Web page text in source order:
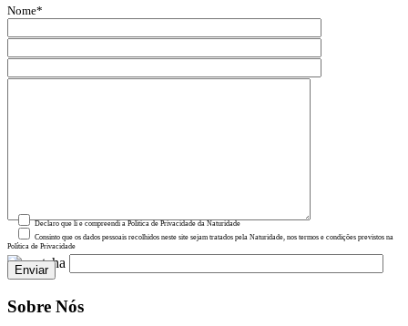
Nome*
Declaro que li e compreendi a Política de Privacidade da Naturidade
Consinto que os dados pessoais recolhidos neste site sejam tratados pela Naturidade, nos termos e condições previstos na
Política de Privacidade
Sobre Nós